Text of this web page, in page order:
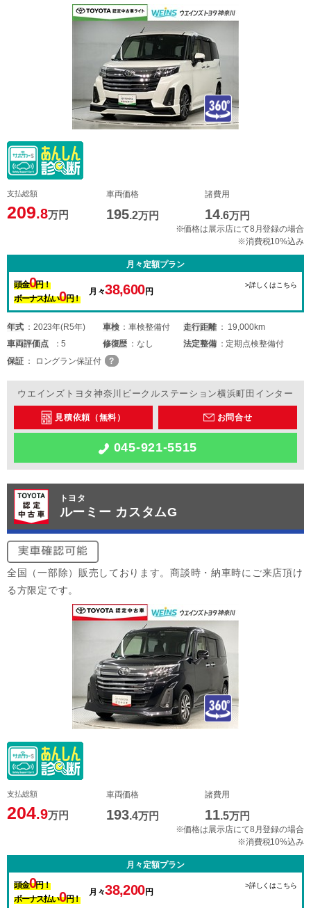
支払総額
209.8万円
車両価格
195.2万円
諸費用
14.6万円
※価格は展示店にて8月登録の場合
※消費税10%込み
月々定額プラン
頭金0円！
ボーナス払い0円！
月々38,600円
>詳しくはこちら
年式 2023年(R5年) 車検 車検整備付 走行距離
19,000km
車両評価点 5 修復歴 なし 法定整備
定期点検整備付
保証
ロングラン保証付
ウエインズトヨタ神奈川ビークルステーション横浜町田インター
見積依頼（無料） お問合せ
045-921-5515
トヨタ
ルーミー カスタムG
全国（一部除）販売しております。商談時・納車時にご来店頂け
る方限定です。
支払総額
204.9万円
車両価格
193.4万円
諸費用
11.5万円
※価格は展示店にて8月登録の場合
※消費税10%込み
月々定額プラン
頭金0円！
ボーナス払い0円！
月々38,200円
>詳しくはこちら